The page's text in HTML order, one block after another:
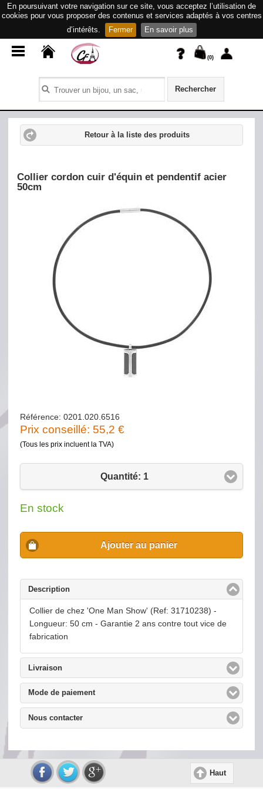
En poursuivant votre navigation sur ce site, vous acceptez l’utilisation de
cookies pour vous proposer des contenus et services adaptés à vos centres
d’intérêts.
Fermer En savoir plus
(0)
Rechercher
Retour à la liste des produits
Collier cordon cuir d'équin et pendentif acier
50cm
Référence: 0201.020.6516
Prix conseillé: 55,2 €
(Tous les prix incluent la TVA)
Quantité: 1
En stock
Ajouter au panier
Descriptionclick to collapse contents
Collier de chez 'One Man Show' (Ref: 31710238) -
Longueur: 50 cm - Garantie 2 ans contre tout vice de
fabrication
Livraisonclick to expand contents
Mode de paiementclick to expand contents
Nous contacterclick to expand contents
Haut